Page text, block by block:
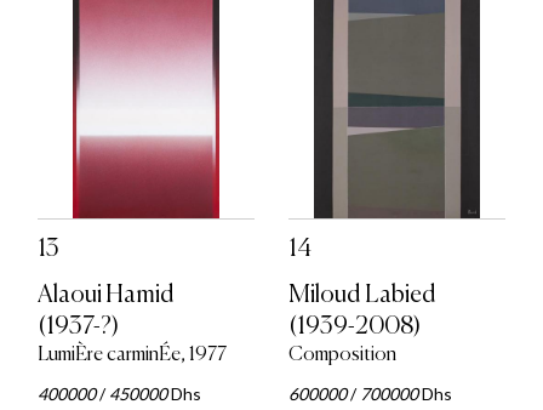
13
Alaoui Hamid
(1937-?)
LumiÈre carminÉe, 1977
400000/450000Dhs
14
Miloud Labied
(1939-2008)
Composition
600000/ 700000Dhs